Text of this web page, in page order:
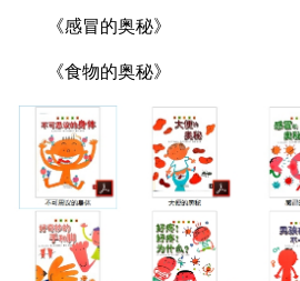
《感冒的奥秘》
《食物的奥秘》